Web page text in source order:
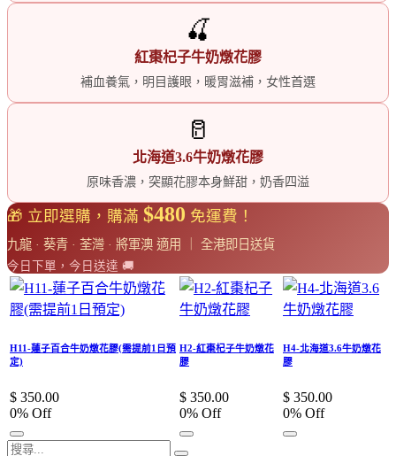
🍒
紅棗杞子牛奶燉花膠
補血養氣，明目護眼，暖胃滋補，女性首選
🥛
北海道3.6牛奶燉花膠
原味香濃，突顯花膠本身鮮甜，奶香四溢
🎁 立即選購，購滿 $480 免運費！
九龍 · 葵青 · 荃灣 · 將軍澳 適用 ｜ 全港即日送貨
今日下單，今日送達 🚚
H11-蓮子百合牛奶燉花膠(需提前1日預
定)
$ 350.00
0% Off
H2-紅棗杞子牛奶燉花
膠
$ 350.00
0% Off
H4-北海道3.6牛奶燉花
膠
$ 350.00
0% Off